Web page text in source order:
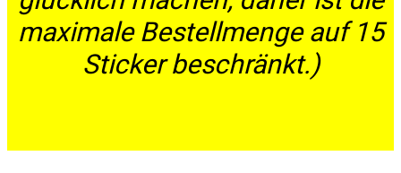
maximale Bestellmenge auf 15
Sticker beschränkt.)